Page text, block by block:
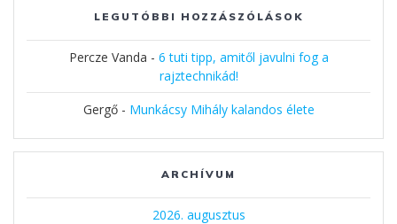
LEGUTÓBBI HOZZÁSZÓLÁSOK
Percze Vanda - 6 tuti tipp, amitől javulni fog a
rajztechnikád!
Gergő- Munkácsy Mihály kalandos élete
ARCHÍVUM
2026. augusztus